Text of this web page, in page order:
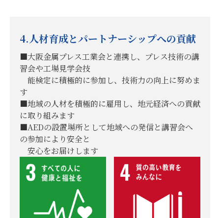
4.人材育成とパートナーシップへの貢献
■大阪金属プレス工業会と連携し、プレス技術の講
習会や工場見学会技
能検定に積極的に参加し、技術力の向上に努めま
す
■地域の人材を積極的に雇用し、地元経済への貢献
に取り組みます
■AEDの設置場所として地域への発信と講習会へ
の参加により安全と
安心をお届けします